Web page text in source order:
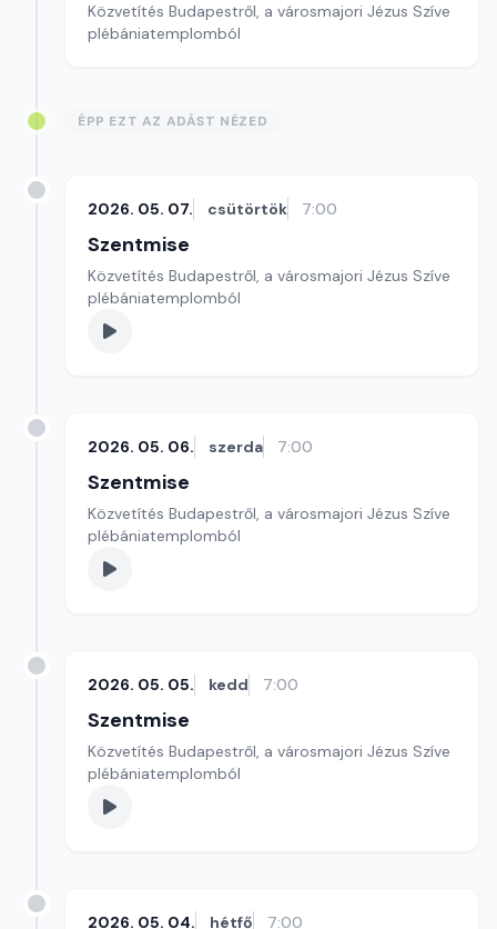
Közvetítés Budapestről, a városmajori Jézus Szíve
plébániatemplomból
ÉPP EZT AZ ADÁST NÉZED
2026. 05. 07. csütörtök 7:00
Szentmise
Közvetítés Budapestről, a városmajori Jézus Szíve
plébániatemplomból
2026. 05. 06. szerda 7:00
Szentmise
Közvetítés Budapestről, a városmajori Jézus Szíve
plébániatemplomból
2026. 05. 05. kedd 7:00
Szentmise
Közvetítés Budapestről, a városmajori Jézus Szíve
plébániatemplomból
2026. 05. 04. hétfő 7:00